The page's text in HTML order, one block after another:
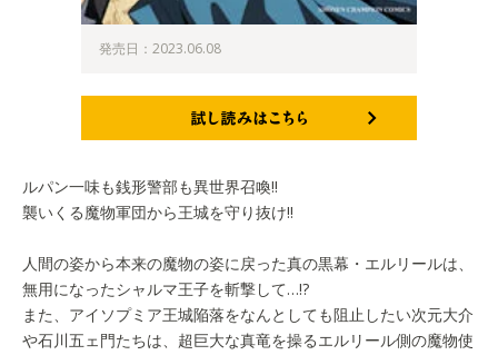
発売日：2023.06.08
ルパン一味も銭形警部も異世界召喚!!
襲いくる魔物軍団から王城を守り抜け!!
人間の姿から本来の魔物の姿に戻った真の黒幕・エルリールは、
無用になったシャルマ王子を斬撃して…!?
また、アイソプミア王城陥落をなんとしても阻止したい次元大介
や石川五ェ門たちは、超巨大な真竜を操るエルリール側の魔物使